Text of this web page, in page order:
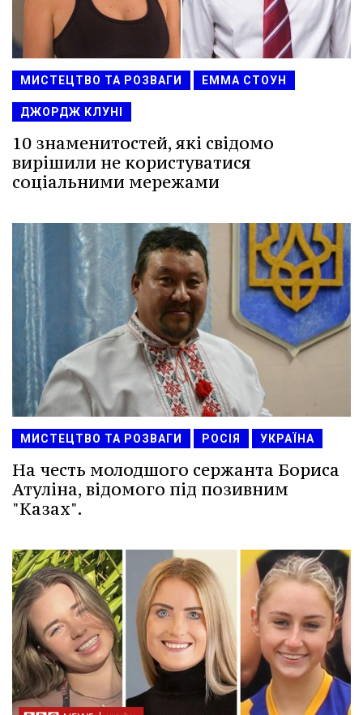
МИСТЕЦТВО ТА РОЗВАГИ ЕММА СТОУН
ДЖОРДЖ КЛУНІ
10 знаменитостей, які свідомо
вирішили не користуватися
соціальними мережами
МИСТЕЦТВО ТА РОЗВАГИ РОСІЯ УКРАЇНА
На честь молодшого сержанта Бориса
Атуліна, відомого під позивним
"Казах".